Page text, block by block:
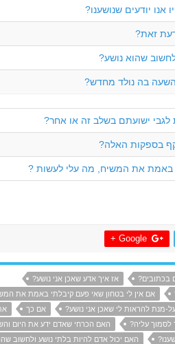
אנו יודעים שנושענו?
זאת?
שהוא נושע?
בה נולד מחדש?
ישועתם בשלב זה או אחר?
בספקות האלה?
באמת את המשיח, מה עלי לעשות ?
Google +
בכתובים?
אז איך אדע שאכן אני נושע?
אם אין לי בטחון שאי פעם קיבלתי באמת את
מנת להראות לי שאכן אני נושע?
אם כך
לסמוך עליה?
האם הכרחי שאדם ידע את היום
האם יכול אדם להיות בלתי נושע ולחשוב